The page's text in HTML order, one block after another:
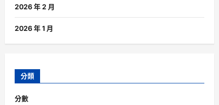
2026 年 2 月
2026 年 1 月
分類
分數